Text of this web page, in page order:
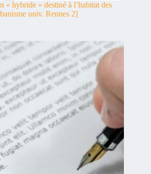
« hybride » destiné à l’habitat des
univ. Rennes 2]